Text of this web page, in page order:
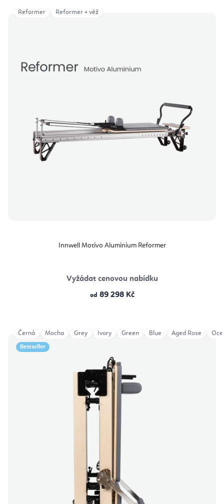
Innwell Motivo Aluminium Reformer
Vyžádat cenovou nabídku
od 89 298 Kč
Reformer Reformer + věž
Bestseller
Černá Mocha Grey Ivory Green Blue Aged Rose